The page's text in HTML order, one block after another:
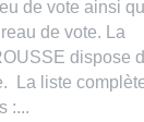
de vote ainsi
de vote. La
dispose
La liste
:...